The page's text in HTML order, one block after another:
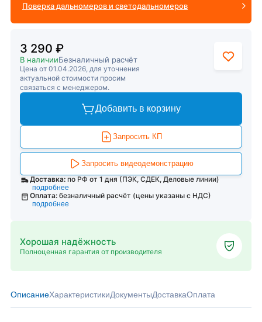
Поверка дальномеров и светодальномеров
3 290 ₽
В наличииБезналичный расчёт
Цена от 01.04.2026, для уточнения
актуальной стоимости просим
связаться с менеджером.
Добавить в корзину
Запросить КП
Запросить видеодемонстрацию
Доставка: по РФ от 1 дня (ПЭК, СДЕК, Деловые линии)
подробнее
Оплата: безналичный расчёт (цены указаны с НДС)
подробнее
Хорошая надёжность
Полноценная гарантия от производителя
ОписаниеХарактеристикиДокументыДоставкаОплата